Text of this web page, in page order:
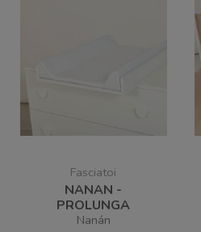
Fasciatoi
NANAN -
PROLUNGA
FASCIATOIO IN
Nanán